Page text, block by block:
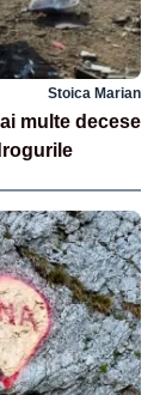
Stoica Marian
multe decese